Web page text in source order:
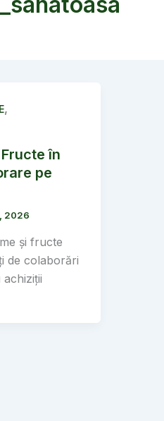
,
în
pe
2026
și fructe
de colaborări